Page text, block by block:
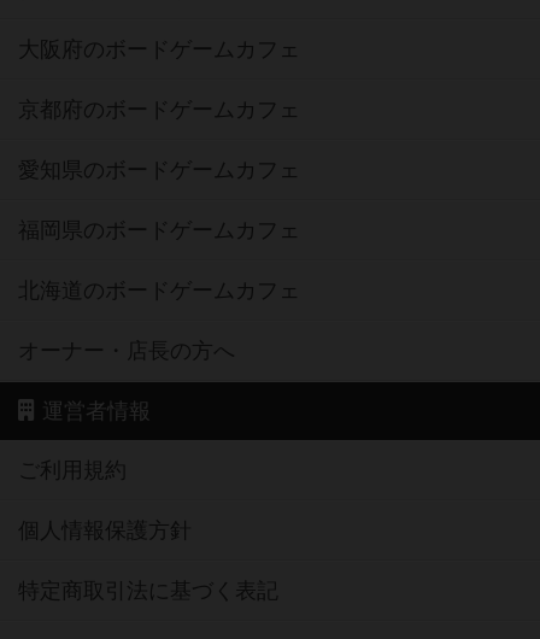
大阪府のボードゲームカフェ
京都府のボードゲームカフェ
愛知県のボードゲームカフェ
福岡県のボードゲームカフェ
北海道のボードゲームカフェ
オーナー・店長の方へ
運営者情報
ご利用規約
個人情報保護方針
特定商取引法に基づく表記